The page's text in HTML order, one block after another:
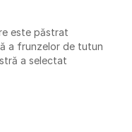
este păstrat
a frunzelor de tutun
a selectat